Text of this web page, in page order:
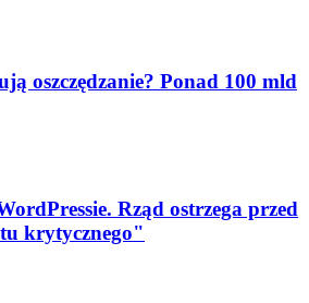
oszczędzanie? Ponad 100 mld
Rząd ostrzega przed
krytycznego"